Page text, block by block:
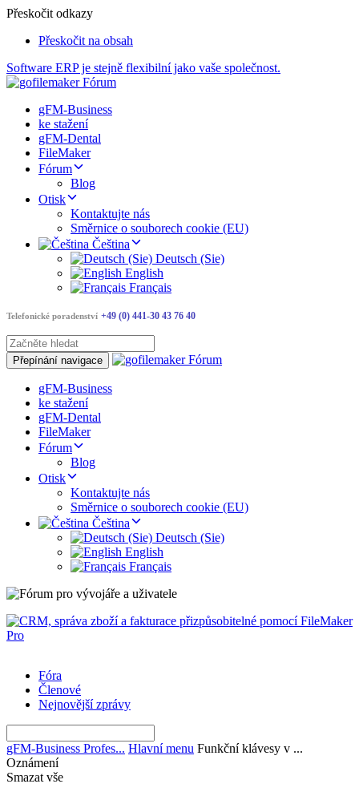
Přeskočit odkazy
Přeskočit na obsah
Software ERP je stejně flexibilní jako vaše společnost.
gFM-Business
ke stažení
gFM-Dental
FileMaker
Fórum
Blog
Otisk
Kontaktujte nás
Směrnice o souborech cookie (EU)
Čeština
Deutsch (Sie)
English
Français
Telefonické poradenství +49 (0) 441-30 43 76 40
Přepínání navigace
gFM-Business
ke stažení
gFM-Dental
FileMaker
Fórum
Blog
Otisk
Kontaktujte nás
Směrnice o souborech cookie (EU)
Čeština
Deutsch (Sie)
English
Français
Fóra
Členové
Nejnovější zprávy
gFM-Business Profes... Hlavní menu Funkční klávesy v ...
Oznámení
Smazat vše